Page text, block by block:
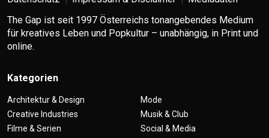
The Gap ist seit 1997 Österreichs tonangebendes Medium
für kreatives Leben und Popkultur – unabhängig, in Print und
online.
Kategorien
Architektur & Design
Creative Industries
Filme & Serien
Mode
Musik & Club
Social & Media